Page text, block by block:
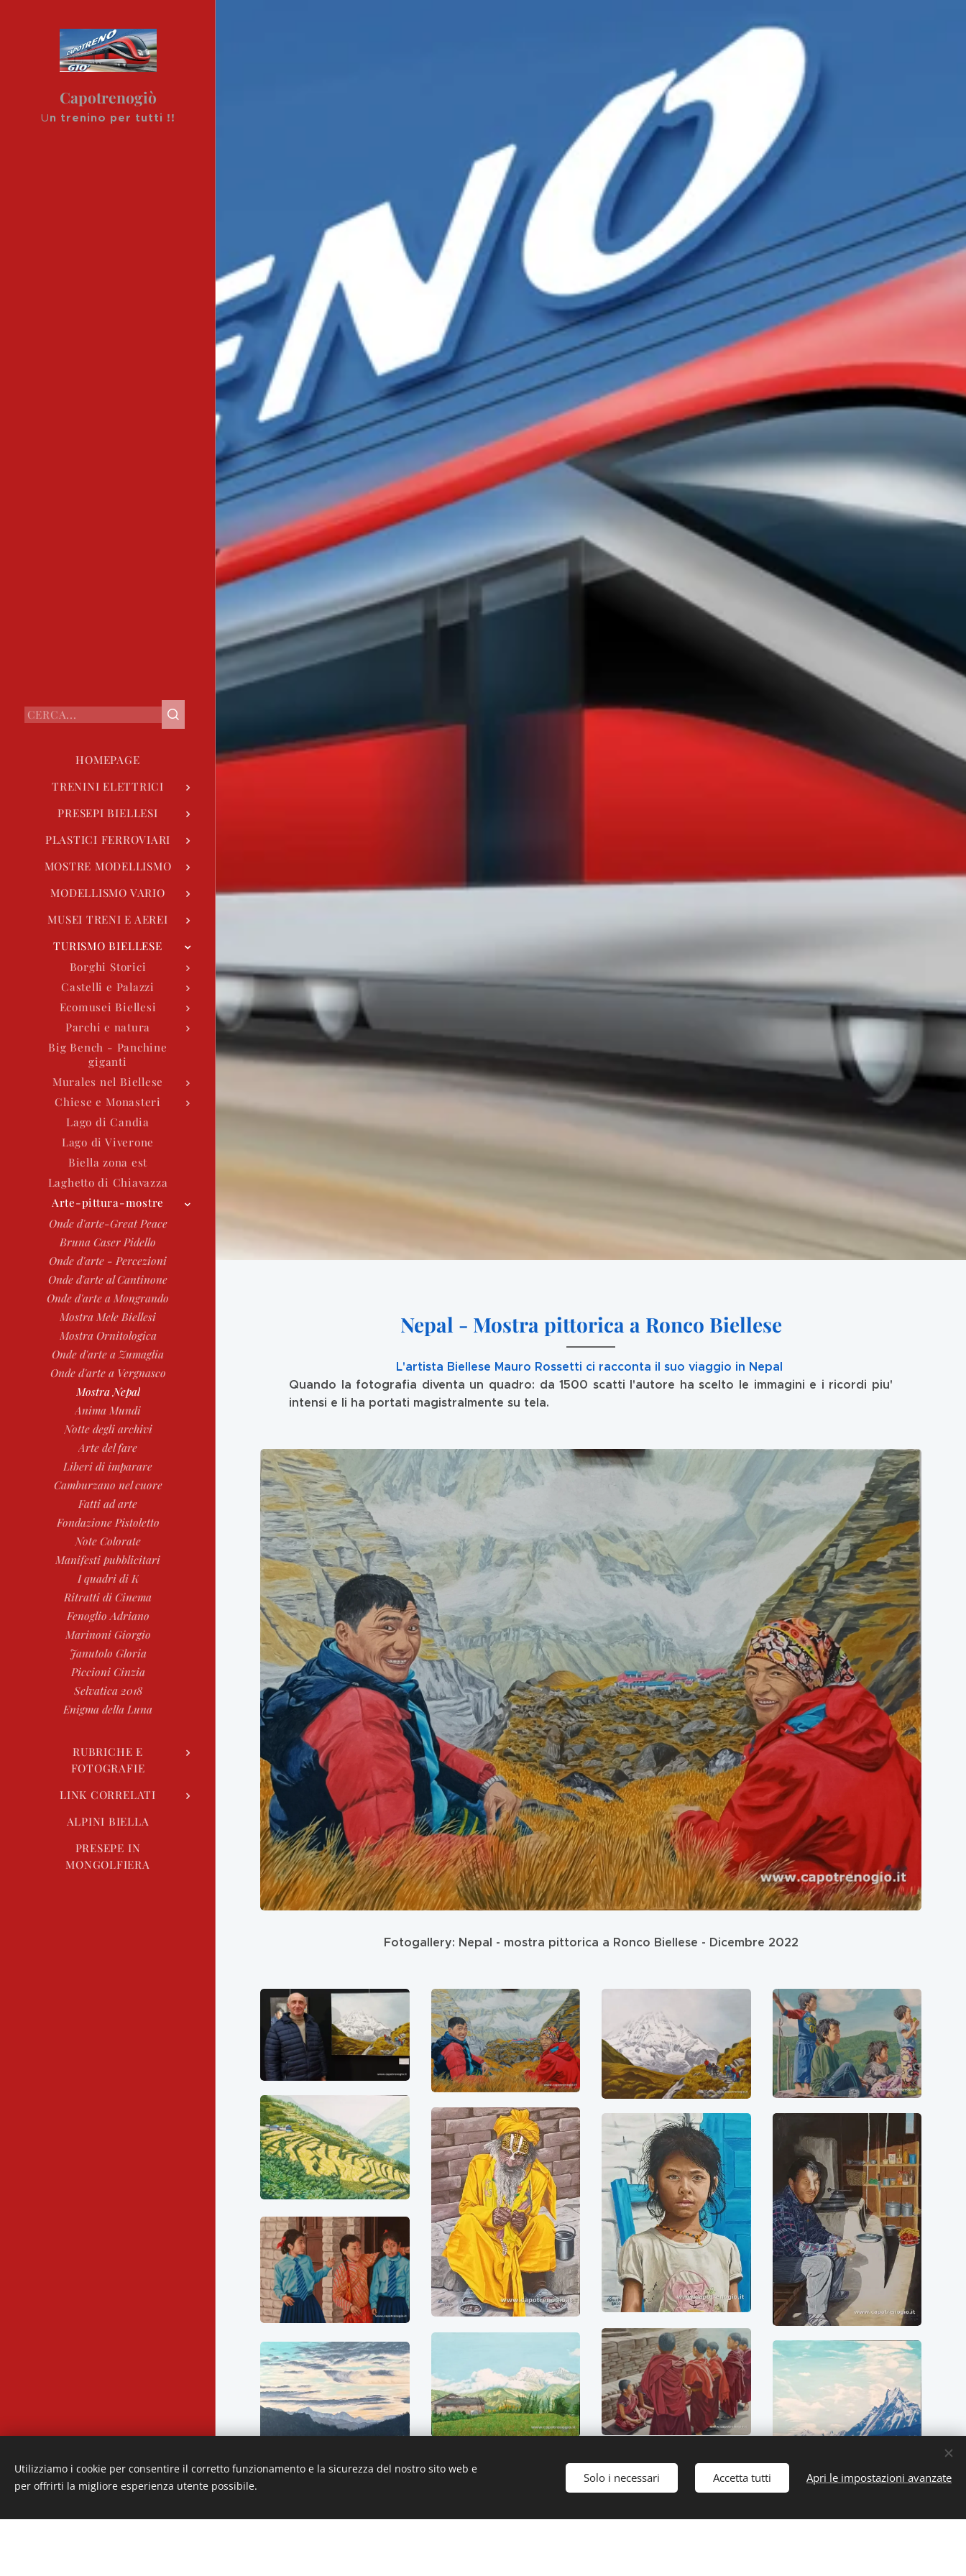
Capotrenogiò
Un trenino per tutti !!
HOMEPAGE
TRENINI ELETTRICI
PRESEPI BIELLESI
PLASTICI FERROVIARI
MOSTRE MODELLISMO
MODELLISMO VARIO
MUSEI TRENI E AEREI
TURISMO BIELLESE
Borghi Storici
Castelli e Palazzi
Ecomusei Biellesi
Parchi e natura
Big Bench - Panchine
giganti
Murales nel Biellese
Chiese e Monasteri
Lago di Candia
Lago di Viverone
Biella zona est
Laghetto di Chiavazza
Arte-pittura-mostre
Onde d'arte-Great Peace
Bruna Caser Pidello
Onde d'arte - Percezioni
Onde d'arte al Cantinone
Onde d'arte a Mongrando
Mostra Mele Biellesi
Mostra Ornitologica
Onde d'arte a Zumaglia
Onde d'arte a Vergnasco
Mostra Nepal
Anima Mundi
Notte degli archivi
Arte del fare
Liberi di imparare
Camburzano nel cuore
Fatti ad arte
Fondazione Pistoletto
Note Colorate
Manifesti pubblicitari
I quadri di K
Ritratti di Cinema
Fenoglio Adriano
Marinoni Giorgio
Janutolo Gloria
Piccioni Cinzia
Selvatica 2018
Enigma della Luna
RUBRICHE E
FOTOGRAFIE
LINK CORRELATI
ALPINI BIELLA
PRESEPE IN
MONGOLFIERA
Nepal - Mostra pittorica a Ronco Biellese
L'artista Biellese Mauro Rossetti ci racconta il suo viaggio in Nepal
Quando la fotografia diventa un quadro: da 1500 scatti l'autore ha scelto le immagini e i ricordi piu'
intensi e li ha portati magistralmente su tela.
Fotogallery: Nepal - mostra pittorica a Ronco Biellese - Dicembre 2022
Lingue
Italiano
American English
Utilizziamo i cookie per consentire il corretto funzionamento e la sicurezza del nostro sito web e
per offrirti la migliore esperienza utente possibile.
Solo i necessari Accetta tutti Apri le impostazioni avanzate